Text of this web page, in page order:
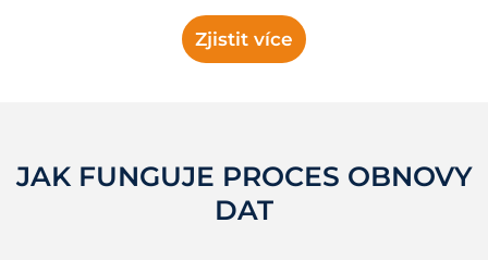
Zjistit více
JAK FUNGUJE PROCES OBNOVY
DAT